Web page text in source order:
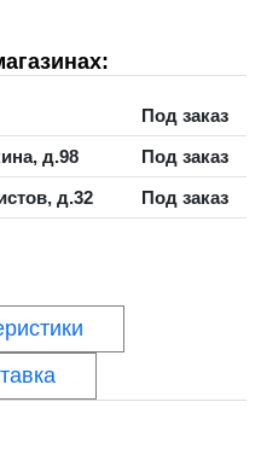
Под заказ
д.98
Под заказ
д.32
Под заказ